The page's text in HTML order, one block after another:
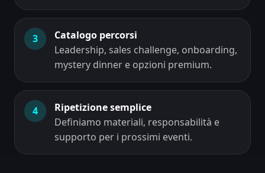
3
Catalogo percorsi
Leadership, sales challenge, onboarding,
mystery dinner e opzioni premium.
4
Ripetizione semplice
Definiamo materiali, responsabilità e
supporto per i prossimi eventi.